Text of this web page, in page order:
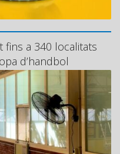
fins a 340 localitats
d’handbol